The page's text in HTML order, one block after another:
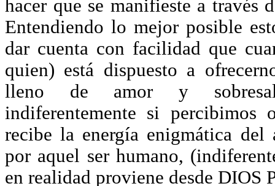
hacer que se manifieste a través
Entendiendo lo mejor posible
dar cuenta con facilidad que
quien) está dispuesto a
lleno de amor y
indiferentemente si percibimos
recibe la energía enigmática del
por aquel ser humano,
en realidad proviene desde DIOS